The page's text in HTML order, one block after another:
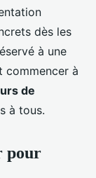
dès les
à une
commencer à
de
à tous.
pour